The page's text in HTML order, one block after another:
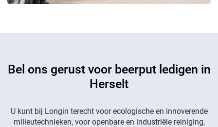
Bel ons gerust voor beerput ledigen in
Herselt
U kunt bij Longin terecht voor ecologische en innoverende
milieutechnieken, voor openbare en industriële reiniging,